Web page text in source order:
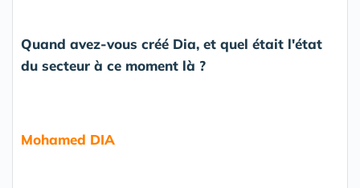
Quand avez-vous créé Dia, et quel était l'état
du secteur à ce moment là ?
Mohamed DIA